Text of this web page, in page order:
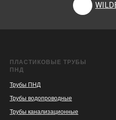
ПЛАСТИКОВЫЕ ТРУБЫ
ПНД
Трубы ПНД
Трубы водопроводные
Трубы канализационные